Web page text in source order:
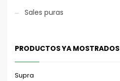
Sales puras
PRODUCTOS YA MOSTRADOS
Supra